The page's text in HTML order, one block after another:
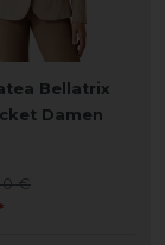
Bellatrix
Damen
€